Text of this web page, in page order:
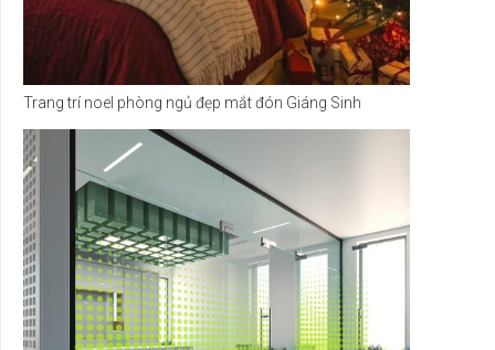
Trang trí noel phòng ngủ đẹp mắt đón Giáng Sinh